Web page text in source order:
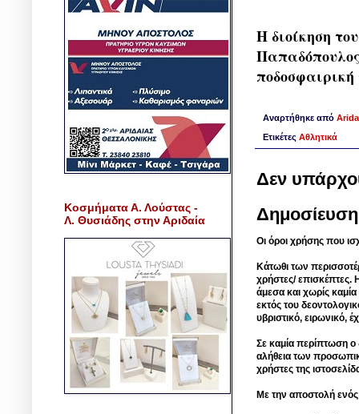
Η διοίκηση
Αναρτήθηκε από
Ετικέτες Αθλητικά
Δεν
Οι όροι χρήσης που
Κάτωθι των
χρήστες/ επισκέπτες.
άμεσα και χωρίς
εκτός του
υβριστικό, ειρωνικό,
Σε καμία περίπτωση ο
αλήθεια των
χρήστες της
Με την αποστολή
Κοσμήματα Α. Λούστας -
Λ. Θυσιάδης στην Αριδαία